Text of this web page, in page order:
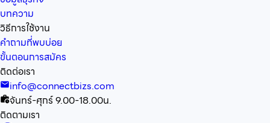
บทความ
วิธีการใช้งาน
คำถามที่พบบ่อย
ขั้นตอนการสมัคร
ติดต่อเรา
info@connectbizs.com
จันทร์-ศุกร์ 9.00-18.00น.
ติดตามเรา